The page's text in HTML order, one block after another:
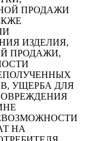
ПРОДАЖИ
ИЗДЕЛИЯ,
ПРОДАЖИ,
УЩЕРБА ДЛЯ
НА